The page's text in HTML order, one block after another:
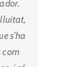
lluitat,
s’ha
com